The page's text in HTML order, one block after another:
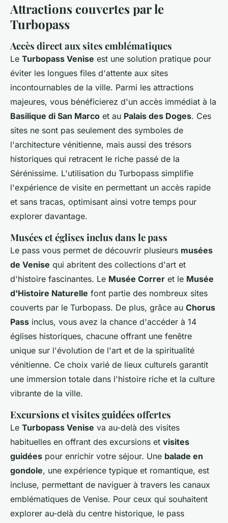
Attractions couvertes par le
Turbopass
Accès direct aux sites emblématiques
Le Turbopass Venise est une solution pratique pour
éviter les longues files d'attente aux sites
incontournables de la ville. Parmi les attractions
majeures, vous bénéficierez d'un accès immédiat à la
Basilique di San Marco et au Palais des Doges. Ces
sites ne sont pas seulement des symboles de
l'architecture vénitienne, mais aussi des trésors
historiques qui retracent le riche passé de la
Sérénissime. L'utilisation du Turbopass simplifie
l'expérience de visite en permettant un accès rapide
et sans tracas, optimisant ainsi votre temps pour
explorer davantage.
Musées et églises inclus dans le pass
Le pass vous permet de découvrir plusieurs musées
de Venise qui abritent des collections d'art et
d'histoire fascinantes. Le Musée Correr et le Musée
d'Histoire Naturelle font partie des nombreux sites
couverts par le Turbopass. De plus, grâce au Chorus
Pass inclus, vous avez la chance d'accéder à 14
églises historiques, chacune offrant une fenêtre
unique sur l'évolution de l'art et de la spiritualité
vénitienne. Ce choix varié de lieux culturels garantit
une immersion totale dans l'histoire riche et la culture
vibrante de la ville.
Excursions et visites guidées offertes
Le Turbopass Venise va au-delà des visites
habituelles en offrant des excursions et visites
guidées pour enrichir votre séjour. Une balade en
gondole, une expérience typique et romantique, est
incluse, permettant de naviguer à travers les canaux
emblématiques de Venise. Pour ceux qui souhaitent
explorer au-delà du centre historique, le pass